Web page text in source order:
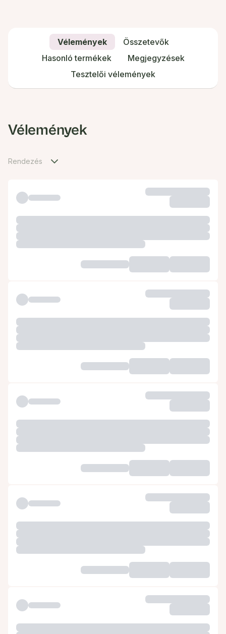
Vélemények
Összetevők
Hasonló termékek
Megjegyzések
Tesztelői vélemények
Vélemények
Rendezés